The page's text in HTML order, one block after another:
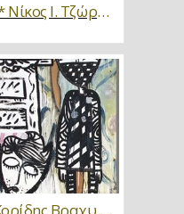
Τέσσερα σονέτα * Νίκος Ι. Τζώρτζης
Κωνσταντίνος Ι. Κορίδης Βραχυγραφίες * Κριτική